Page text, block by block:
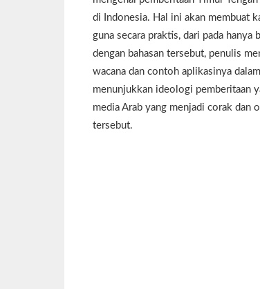
di Indonesia. Hal ini akan membuat
guna secara praktis, dari pada
dengan bahasan tersebut, penulis
wacana dan contoh aplikasinya
menunjukkan ideologi pemberitaan
media Arab yang menjadi corak dan
tersebut.